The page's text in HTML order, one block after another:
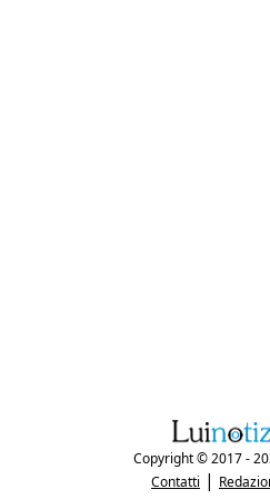
Copyright © 2017 -
Contatti |